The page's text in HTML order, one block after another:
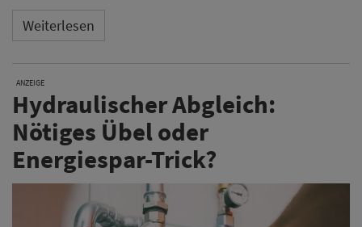
Weiterlesen
ANZEIGE
Hydraulischer Abgleich:
Nötiges Übel oder
Energiespar-Trick?